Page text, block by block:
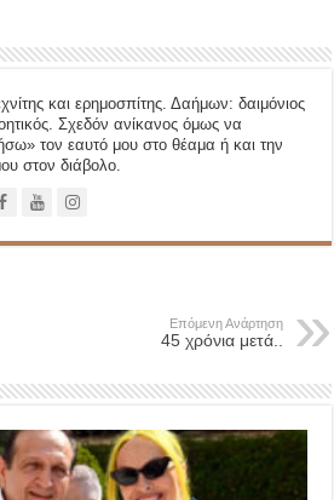
και ερημοσπίτης. Δαήμων: δαιμόνιος
Σχεδόν ανίκανος όμως να
τον εαυτό μου στο θέαμα ή και την
στον διάβολο.
Επόμενη Ανάρτηση
45 χρόνια μετά..